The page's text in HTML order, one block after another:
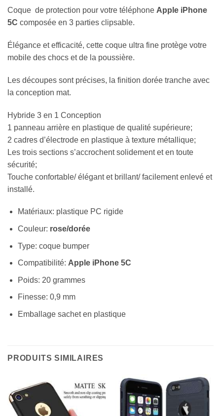
Coque de protection pour votre téléphone Apple iPhone
5C composée en 3 parties clipsable.
Élégance et efficacité, cette coque ultra fine protège votre
mobile des chocs et de la poussière.
Les découpes sont précises, la finition dorée tranche avec
la conception mat.
Hybride 3 en 1 Conception
1 panneau arrière en plastique de qualité supérieure;
2 cadres d’électrode en plastique à texture métallique;
Les trois sections s’accrochent solidement et en toute
sécurité;
Touche confortable/ élégant et brillant/ facilement enlevé et
installé.
Matériaux: plastique PC rigide
Couleur: rose/dorée
Type: coque bumper
Compatibilité: Apple iPhone 5C
Poids: 20 grammes
Finesse: 0,9 mm
Emballage sachet en plastique
PRODUITS SIMILAIRES